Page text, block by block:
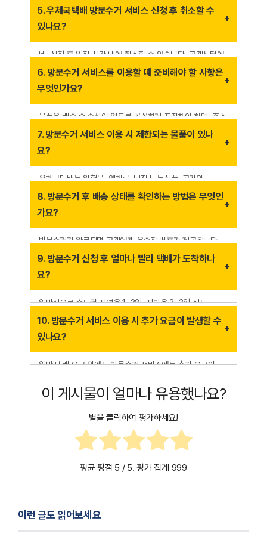
및 배송 거리 등에 따라 달라집니다. 기본 택배 요금 외에
홈페이지에서 확인할 수 있습니다.
5. 우체국택배 방문수거 서비스 신청 후 취소할 수
있나요?
네, 신청 후 일정 시간 내에 취소할 수 있습니다. 고객센터에
전화하거나 온라인으로 신청 내역을 확인하여 취소 요청이
어려울 수 있습니다.
6. 방문수거 서비스를 이용할 때 준비해야 할 사항은
무엇인가요?
물품은 배송 중 손상이 없도록 꼼꼼하게 포장해야 하며, 주소
및 연락처를 정확히 기재해야 합니다. 추가적으로 방문수거
것이 중요합니다.
7. 방문수거 서비스 이용 시 제한되는 물품이 있나
요?
우체국택배는 위험물, 액체류, 냉장·냉동식품, 고가의
귀중품, 동물 및 식물 등의 배송을 제한하고 있습니다.
정확한 제한 품목 목록은 우체국택배 고객센터나 홈페이지를
통해 확인할 수 있습니다.
8. 방문수거 후 배송 상태를 확인하는 방법은 무엇인
가요?
방문수거가 완료되면 고객에게 운송장 번호가 제공됩니다.
해당 운송장 번호를 이용해 인터넷 우체국 홈페이지 또는
9. 방문수거 신청 후 얼마나 빨리 택배가 도착하나
요?
일반적으로 수도권 지역은 1~2일, 지방은 2~3일 정도
소요됩니다. 다만, 공휴일이나 택배 물량이 많은 시기에는
10. 방문수거 서비스 이용 시 추가 요금이 발생할 수
있나요?
일반 택배 요금 외에도 방문수거 서비스에는 추가 요금이
서비스 이용 시 요금이 추가될 수 있으며, 사전 확인이
이 게시물이 얼마나 유용했나요?
별을 클릭하여 평가하세요!
평균 평점 5 / 5. 평가 집계 999
이런 글도 읽어보세요